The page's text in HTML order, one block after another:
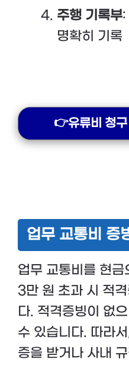
주행 기록부
명확히 기록
👉유류비 청
업무 교통비 증
업무 교통비를 현
3만 원 초과 시 적
다. 적격증빙이 없
수 있습니다. 따라
증을 받거나 사내